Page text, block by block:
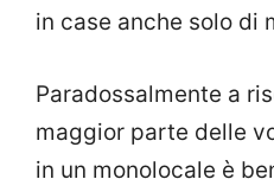
in case anche solo di
Paradossalmente a
maggior parte delle
in un monolocale è